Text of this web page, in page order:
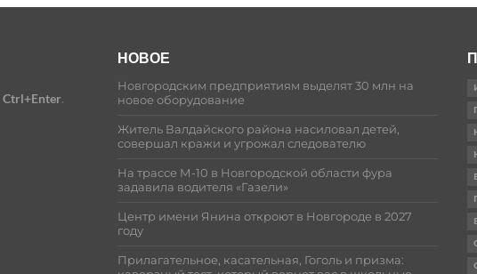
Ctrl+Enter.
НОВОЕ
Новгородским предприятиям выделят 30 млн на
новое оборудование
Житель Валдайского района насиловал детей,
совершал кражи и угрожал следователю
На трассе М-10 в Новгородской области фура
задавила водителя «Газели»
Центр имени Янина откроют в Новгороде в 2027
году
Прилагательное, касательная, Гоголь и призма: